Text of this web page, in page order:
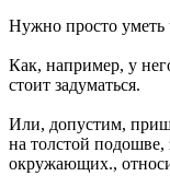
Нужно просто уметь
Как, например, у
стоит задуматься.
Или, допустим,
на толстой подошве,
окружающих.,